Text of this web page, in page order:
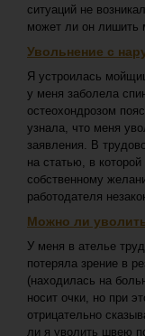
ситуаций не
может ли он лишить
Увольнение с
Я устроилась
у меня заболела
остеохондрозом
узнала, что меня
заявления. В
на статью, в
собственному
работодателя
Можно ли
У меня в ателье
потеряла зрение в
(находилась на
носит очки, но при
отрицательно
ли я уволить швею